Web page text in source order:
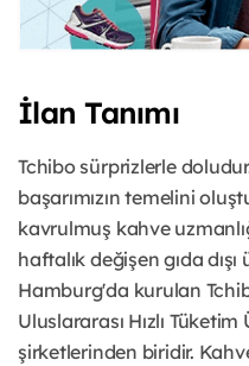
İlan Tanımı
Tchibo sürprizlerle
başarımızın temelini
kavrulmuş kahve
haftalık değişen gıda
Hamburg'da kurulan
Uluslararası Hızlı
şirketlerinden biridir.